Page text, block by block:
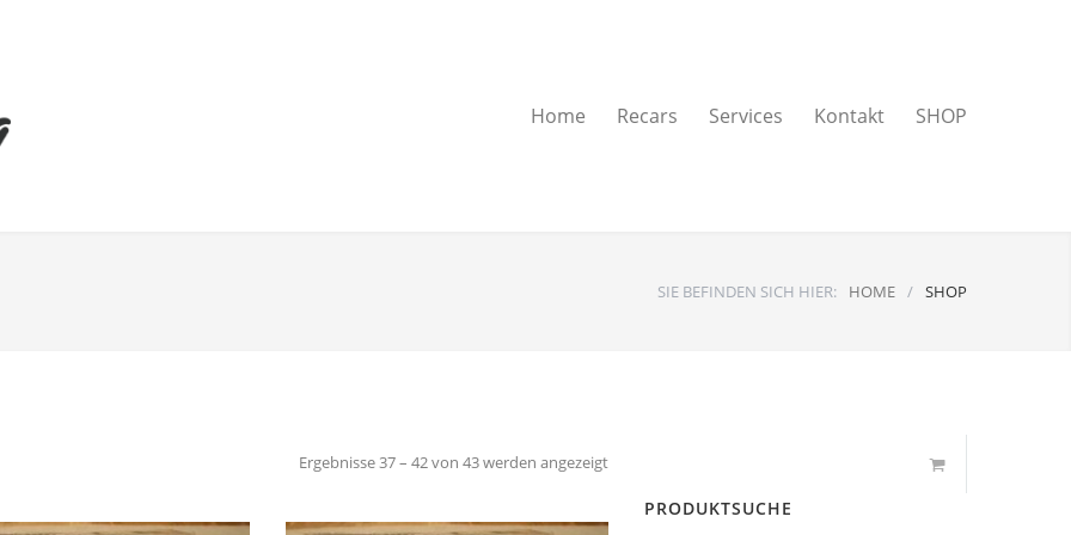
Home Recars Services Kontakt SHOP
SIE BEFINDEN SICH HIER: HOME / SHOP
Ergebnisse 37 – 42 von 43 werden angezeigtNach
sortiert
PRODUKTSUCHE